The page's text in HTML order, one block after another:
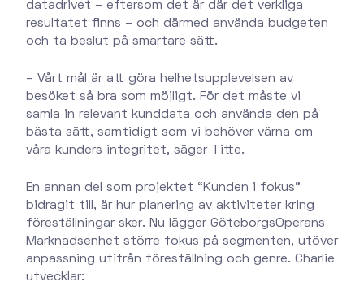
datadrivet – eftersom det är där det verkliga
resultatet finns – och därmed använda budgeten
och ta beslut på smartare sätt.
– Vårt mål är att göra helhetsupplevelsen av
besöket så bra som möjligt. För det måste vi
samla in relevant kunddata och använda den på
bästa sätt, samtidigt som vi behöver värna om
våra kunders integritet, säger Titte.
En annan del som projektet “Kunden i fokus”
bidragit till, är hur planering av aktiviteter kring
föreställningar sker. Nu lägger GöteborgsOperans
Marknadsenhet större fokus på segmenten, utöver
anpassning utifrån föreställning och genre. Charlie
utvecklar: